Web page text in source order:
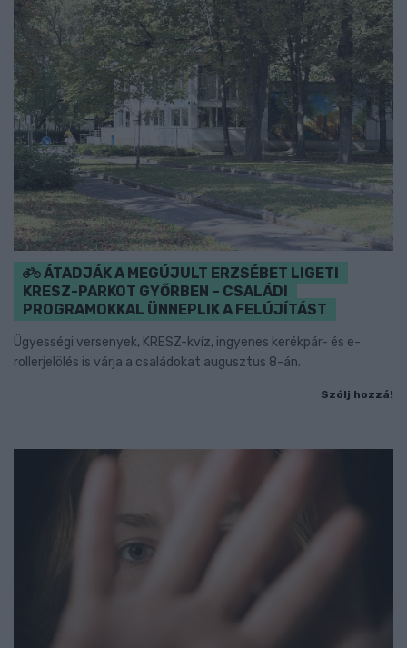
ÁTADJÁK A MEGÚJULT ERZSÉBET LIGETI
KRESZ-PARKOT GYŐRBEN – CSALÁDI
PROGRAMOKKAL ÜNNEPLIK A FELÚJÍTÁST
Ügyességi versenyek, KRESZ-kvíz, ingyenes kerékpár- és e-
rollerjelölés is várja a családokat augusztus 8-án.
Szólj hozzá!